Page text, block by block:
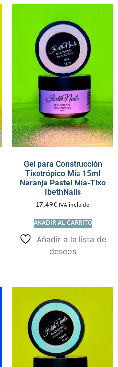
Gel para Construcción
Tixotrópico Mía 15ml
Naranja Pastel Mía-Tixo
IbethNails
17,49€ IVA incluido
AÑADIR AL CARRITO
Añadir a la lista de
deseos